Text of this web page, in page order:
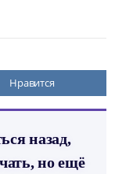
Нравится
назад,
но ещё